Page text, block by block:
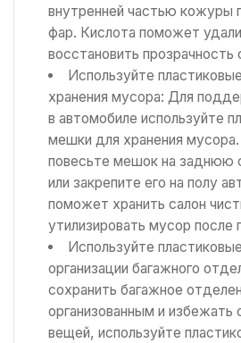
внутренней частью кожуры
фар. Кислота поможет
восстановить прозрачность
Используйте
хранения мусора: Для
в автомобиле используйте
мешки для хранения
повесьте мешок на заднюю
или закрепите его на полу
поможет хранить салон
утилизировать мусор после
Используйте
организации багажного
сохранить багажное
организованным и избежать
вещей, используйте